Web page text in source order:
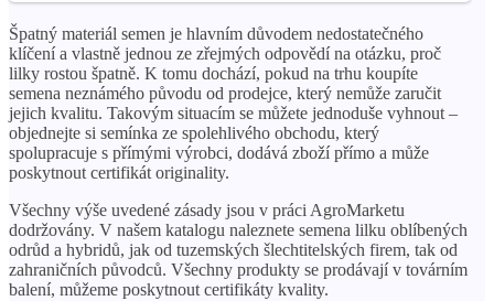
Špatný materiál semen je hlavním důvodem nedostatečného
klíčení a vlastně jednou ze zřejmých odpovědí na otázku, proč
lilky rostou špatně. K tomu dochází, pokud na trhu koupíte
semena neznámého původu od prodejce, který nemůže zaručit
jejich kvalitu. Takovým situacím se můžete jednoduše vyhnout –
objednejte si semínka ze spolehlivého obchodu, který
spolupracuje s přímými výrobci, dodává zboží přímo a může
poskytnout certifikát originality.
Všechny výše uvedené zásady jsou v práci AgroMarketu
dodržovány. V našem katalogu naleznete semena lilku oblíbených
odrůd a hybridů, jak od tuzemských šlechtitelských firem, tak od
zahraničních původců. Všechny produkty se prodávají v továrním
balení, můžeme poskytnout certifikáty kvality.